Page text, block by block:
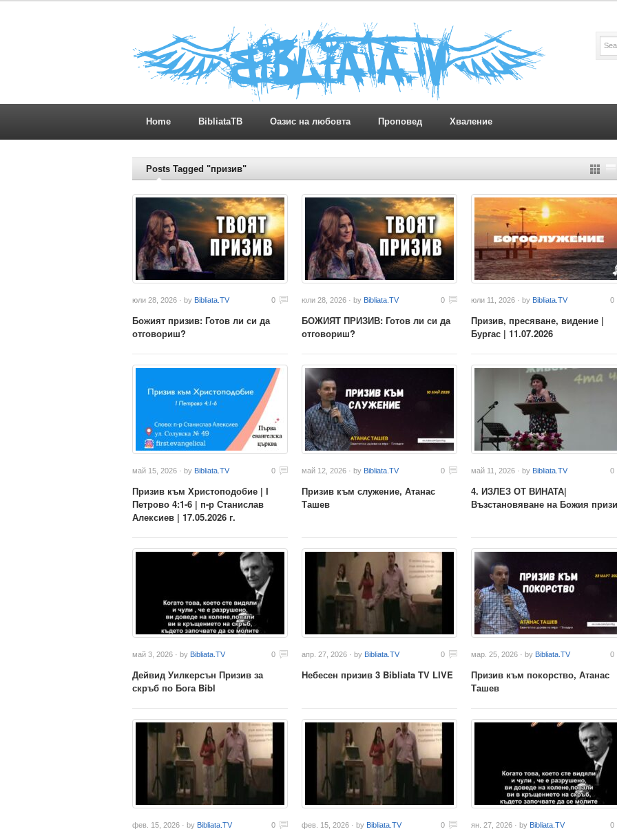
Home BibliataTB Оазис на любовта Проповед Хваление
Posts Tagged "призив"
юли 28, 2026 · by Bibliata.TV 0
Божият призив: Готов ли си да
отговориш?
юли 28, 2026 · by Bibliata.TV 0
БОЖИЯТ ПРИЗИВ: Готов ли си да
отговориш?
юли 11, 2026 · by Bibliata.TV 0
Призив, пресяване, видение |
Бургас | 11.07.2026
май 15, 2026 · by Bibliata.TV 0
Призив към Христоподобие | I
Петрово 4:1-6 | п-р Станислав
Алексиев | 17.05.2026 г.
май 12, 2026 · by Bibliata.TV 0
Призив към служение, Атанас
Ташев
май 11, 2026 · by Bibliata.TV 0
4. ИЗЛЕЗ ОТ ВИНАТА|
Възстановяване на Божия
май 3, 2026 · by Bibliata.TV 0
Дейвид Уилкерсън Призив за
скръб по Бога Bibl
апр. 27, 2026 · by Bibliata.TV 0
Небесен призив 3 Bibliata TV LIVE
мар. 25, 2026 · by Bibliata.TV 0
Призив към покорство, Атанас
Ташев
фев. 15, 2026 · by Bibliata.TV 0 фев. 15, 2026 · by Bibliata.TV 0 ян. 27, 2026 · by Bibliata.TV 0